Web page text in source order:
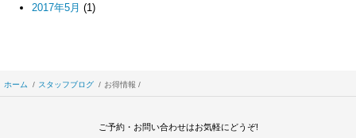
2017年5月 (1)
ホーム スタッフブログ お得情報
ご予約・お問い合わせはお気軽にどうぞ!